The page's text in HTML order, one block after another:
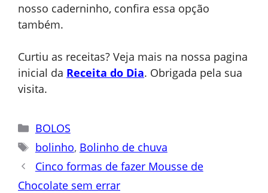
nosso caderninho, confira essa opção
também.
Curtiu as receitas? Veja mais na nossa pagina
inicial da Receita do Dia. Obrigada pela sua
visita.
Categorias
BOLOS
Tags
bolinho, Bolinho de chuva
Cinco formas de fazer Mousse de
Chocolate sem errar